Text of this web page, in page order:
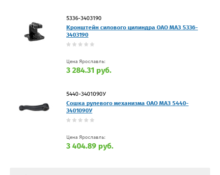
5336-3403190
Кронштейн силового цилиндра ОАО МАЗ 5336-
3403190
Цена Ярославль:
3 284.31 руб.
5440-3401090У
Сошка рулевого механизма ОАО МАЗ 5440-
3401090У
Цена Ярославль:
3 404.89 руб.